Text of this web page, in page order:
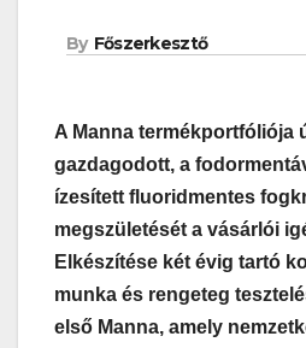
By Főszerkesztő
A Manna termékportfóliója
gazdagodott, a
ízesített fluoridmentes
megszületését a vásárlói
Elkészítése két évig tartó
munka és rengeteg
első Manna, amely